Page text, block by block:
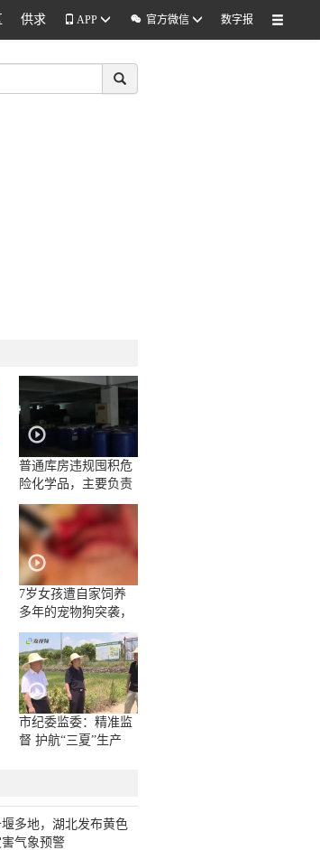
供求 APP  官方微信 数字报
普通库房违规囤积危
险化学品，主要负责
人一问三不知
7岁女孩遭自家饲养
多年的宠物狗突袭，
面部被咬伤10多处，
嘴唇被撕裂
市纪委监委：精准监
督 护航“三夏”生产
多地，湖北发布黄色
气象预警